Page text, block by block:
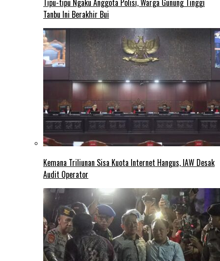
Tipu-tipu Ngaku Anggota Polisi, Warga Gunung Tinggi
Tanbu Ini Berakhir Bui
Kemana Triliunan Sisa Kuota Internet Hangus, IAW Desak
Audit Operator